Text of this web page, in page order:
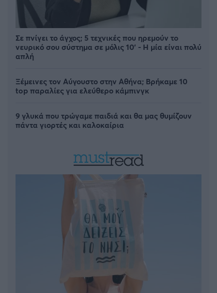
Σε πνίγει το άγχος; 5 τεχνικές που ηρεμούν το
νευρικό σου σύστημα σε μόλις 10' - Η μία είναι πολύ
απλή
Ξέμεινες τον Αύγουστο στην Αθήνα; Βρήκαμε 10
top παραλίες για ελεύθερο κάμπινγκ
9 γλυκά που τρώγαμε παιδιά και θα μας θυμίζουν
πάντα γιορτές και καλοκαίρια